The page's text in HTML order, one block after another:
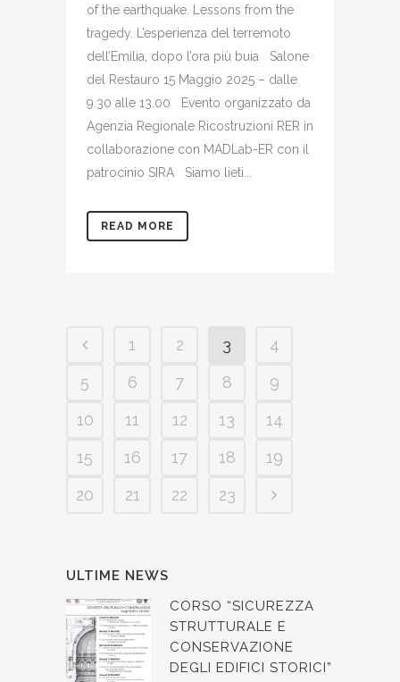
of the earthquake. Lessons from the
tragedy. L’esperienza del terremoto
dell’Emilia, dopo l’ora più buia Salone
del Restauro 15 Maggio 2025 – dalle
9.30 alle 13.00 Evento organizzato da
Agenzia Regionale Ricostruzioni RER in
collaborazione con MADLab-ER con il
patrocinio SIRA Siamo lieti...
READ MORE
1 2 3
4
5
6 7 8
9
10
11 12 13
14
15
16 17 18
19
20
21 22 23
ULTIME NEWS
CORSO “SICUREZZA
STRUTTURALE E
CONSERVAZIONE
DEGLI EDIFICI STORICI”